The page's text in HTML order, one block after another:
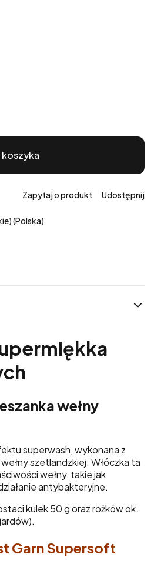
Zapytaj o produkt Udostępnij
(Polska)
wełny
superwash, wykonana z
szetlandzkiej. Włóczka ta
wełny, takie jak
antybakteryjne.
kulek 50 g oraz rożków ok.
Garn Supersoft